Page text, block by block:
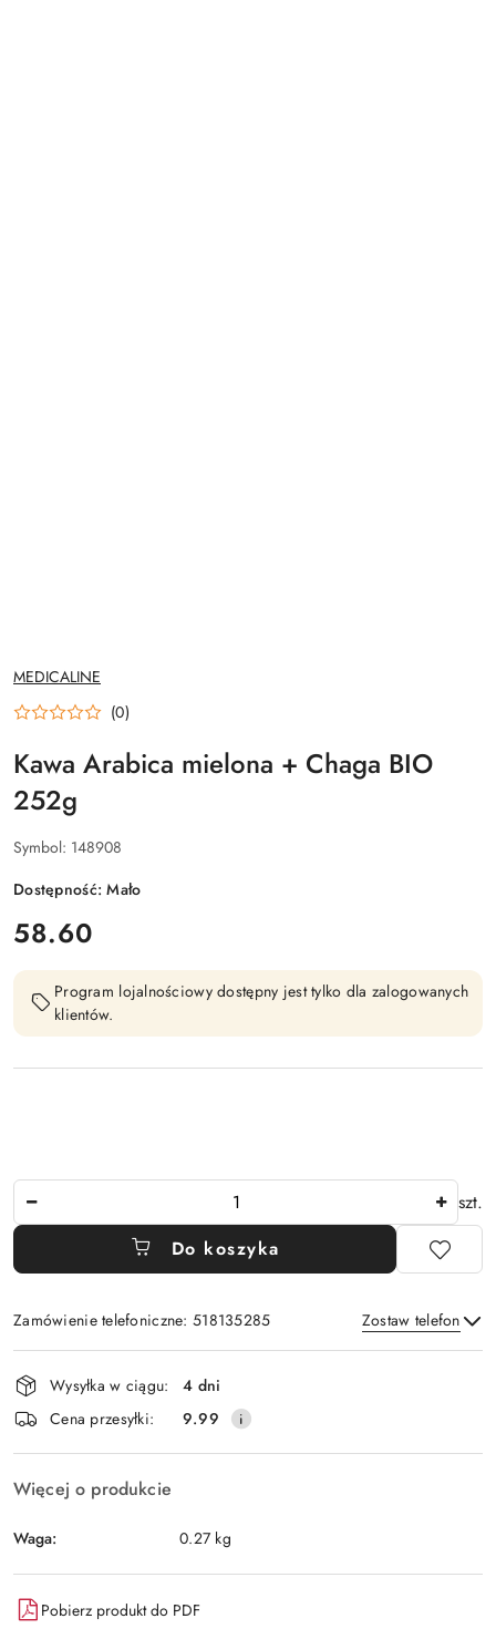
NAZWA
PRODUCENTA:
MEDICALINE
(0)
Kawa Arabica mielona + Chaga BIO
252g
Symbol: 148908
Dostępność:Mało
cena:
58.60
Program lojalnościowy dostępny jest tylko dla zalogowanych
klientów.
szt.
Do koszyka
Zamówienie telefoniczne: 518135285 Zostaw telefon
Wyślij
Dostępność
i
dostawa
Wysyłka w ciągu:
4 dni
Cena przesyłki:
9.99
Więcej o produkcie
Waga: 0.27 kg
Pobierz produkt do PDF